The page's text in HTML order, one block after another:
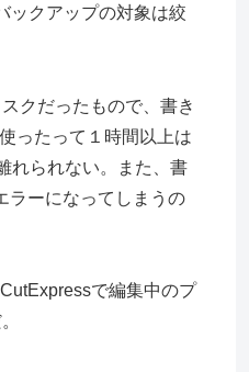
ックアップの対象は絞
クだったもので、書き
ったって１時間以上は
れられない。また、書
ラーになってしまうの
で編集中のプ